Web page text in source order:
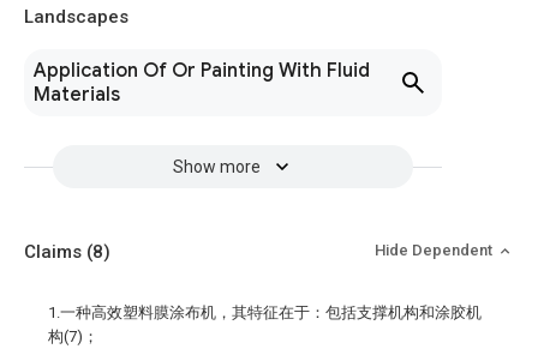
Landscapes
Application Of Or Painting With Fluid
Materials
Show more
Claims (8) Hide Dependent
1.一种高效塑料膜涂布机，其特征在于：包括支撑机构和涂胶机
构(7)；